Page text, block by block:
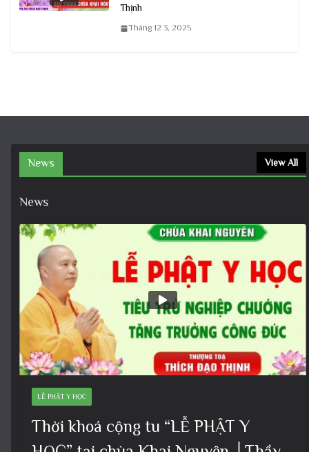
Thịnh
Tháng 12 3, 2025
News View All
News
LỄ PHẬT Y HỌC
Thời khoá cộng tu “LỄ PHẬT Y